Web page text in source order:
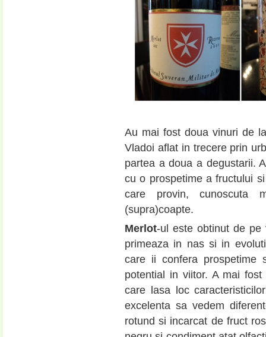
Au mai fost doua vinuri de
Vladoi aflat in trecere prin
partea a doua a degustarii.
cu o prospetime a fructului
care provin, cunoscuta
(supra)coapte.
Merlot-ul este obtinut de pe
primeaza in nas si in
care ii confera prospetime
potential in viitor. A mai
care lasa loc
excelenta sa vedem
rotund si incarcat de fruct